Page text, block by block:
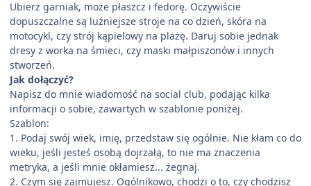
Ubierz garniak, może płaszcz i fedorę. Oczywiście
dopuszczalne są luźniejsze stroje na co dzień, skóra na
motocykl, czy strój kąpielowy na plażę. Daruj sobie jednak
dresy z worka na śmieci, czy maski małpiszonów i innych
stworzeń.
Jak dołączyć?
Napisz do mnie wiadomość na social club, podając kilka
informacji o sobie, zawartych w szablonie poniżej.
Szablon:
1. Podaj swój wiek, imię, przedstaw się ogólnie. Nie kłam co do
wieku, jeśli jesteś osobą dojrzałą, to nie ma znaczenia
metryka, a jeśli mnie okłamiesz... żegnaj.
2. Czym się zajmujesz. Ogólnikowo, chodzi o to, czy chodzisz